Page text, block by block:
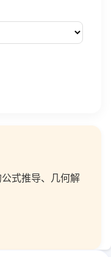
式推导、几何解